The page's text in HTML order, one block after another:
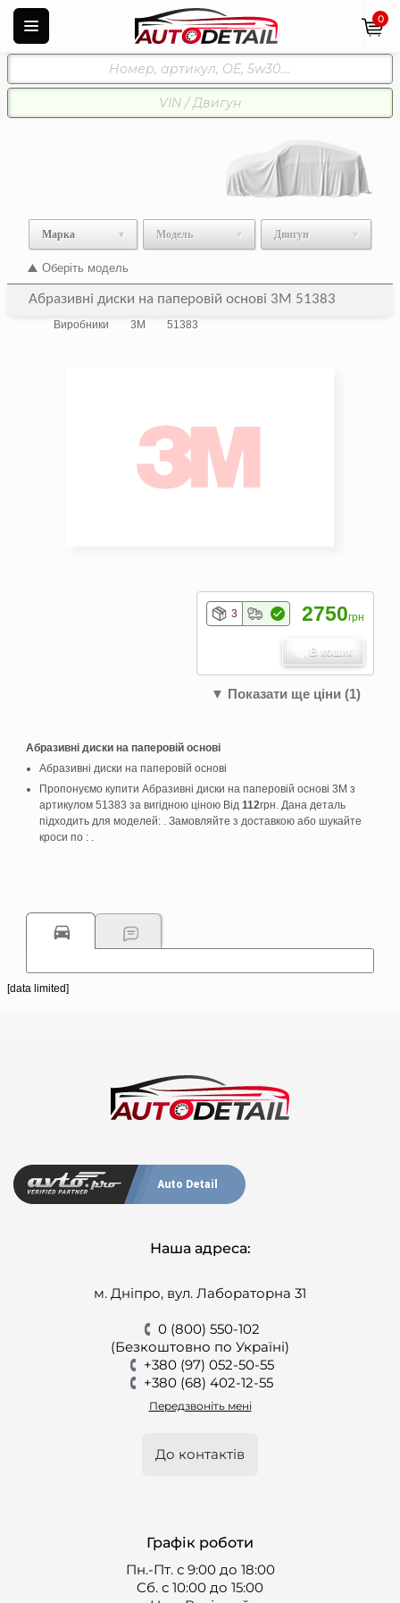
0
Марка Модель Двигун
Оберіть модель
Абразивні диски на паперовій основі 3M 51383
Виробники 3M 51383
Абразивні диски на паперовій основі
Абразивні диски на паперовій основі
Пропонуємо купити Абразивні диски на паперовій основі 3M з
артикулом 51383 за вигідною ціною Від 112грн. Дана деталь
підходить для моделей: . Замовляйте з доставкою або шукайте
кроси по : .
3 2750грн
В кошик
▼ Показати ще ціни (1)
[data limited]
Auto Detail
Наша адреса:
м. Дніпро, вул. Лабораторна 31
0 (800) 550-102
(Безкоштовно по Україні)
+380 (97) 052-50-55
+380 (68) 402-12-55
Передзвоніть мені
До контактів
Графік роботи
Пн.-Пт. с 9:00 до 18:00
Cб. с 10:00 до 15:00